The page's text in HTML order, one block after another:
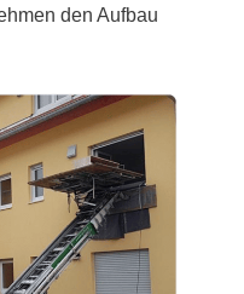
den Aufbau